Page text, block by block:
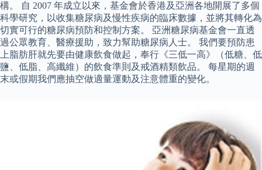
構。 自 2007 年成立以來，基金會於香港及亞洲各地開展了多個
科學研究，以收集糖尿病及慢性疾病的臨床數據，並將其轉化為
切實可行的糖尿病預防和控制方案。 亞洲糖尿病基金會一直透
過公眾教育、醫療援助，致力幫助糖尿病人士。 我們要預防患
上脂肪肝就先要由健康飲食做起，奉行《三低一高》（低糖、低
鹽、低脂、高纖維）的飲食準則及戒酒精類飲品。 每星期的週
末或假期我們應抽空做適量運動及注意體重的變化。